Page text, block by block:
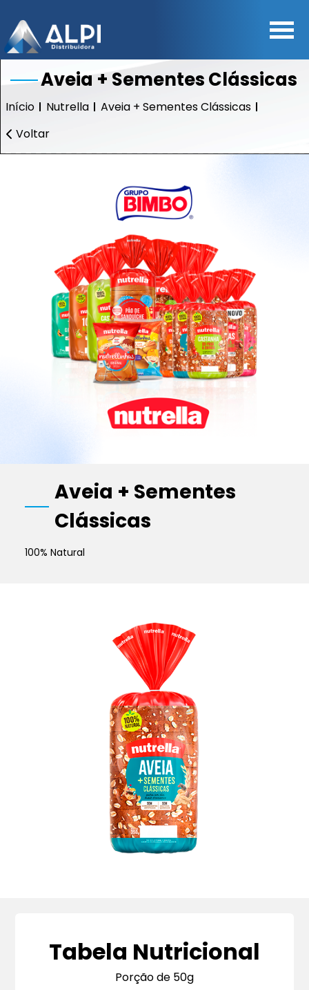
Aveia + Sementes Clássicas
Início Nutrella
Aveia + Sementes Clássicas
Voltar
Aveia + Sementes
Clássicas
100% Natural
Tabela Nutricional
Porção de 50g